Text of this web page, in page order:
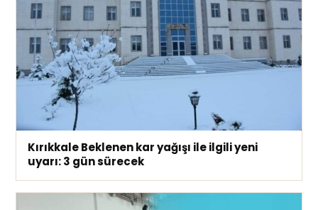
Kırıkkale Beklenen kar yağışı ile ilgili yeni
uyarı: 3 gün sürecek